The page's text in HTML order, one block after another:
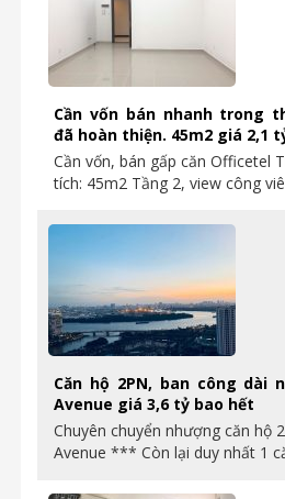
Cần vốn bán nhanh trong
đã hoàn thiện. 45m2 giá 2,1
Cần vốn, bán gấp căn Officetel
tích: 45m2 Tầng 2, view công
Căn hộ 2PN, ban công dài
Avenue giá 3,6 tỷ bao hết
Chuyên chuyển nhượng căn hộ
Avenue *** Còn lại duy nhất 1